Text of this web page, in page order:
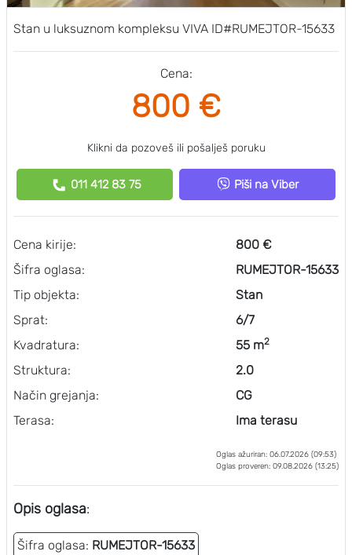
Stan u luksuznom kompleksu VIVA ID#RUMEJTOR-15633
Cena:
800 €
Klikni da pozoveš ili pošalješ poruku
011 412 83 75 Piši na Viber
Cena kirije:
Šifra oglasa:
Tip objekta:
Sprat:
Kvadratura:
Struktura:
Način grejanja:
Terasa:
800 €
RUMEJTOR-15633
Stan
6/7
55 m2
2.0
CG
Ima terasu
Oglas ažuriran: 06.07.2026 (09:53)
Oglas proveren: 09.08.2026 (13:25)
Opis oglasa:
Šifra oglasa: RUMEJTOR-15633